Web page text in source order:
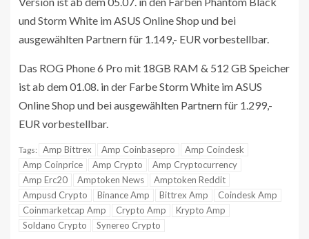
und Storm White im ASUS Online Shop und bei
ausgewählten Partnern für 1.149,- EUR vorbestellbar.
Das ROG Phone 6 Pro mit 18GB RAM & 512 GB Speicher
ist ab dem 01.08. in der Farbe Storm White im ASUS
Online Shop und bei ausgewählten Partnern für 1.299,-
EUR vorbestellbar.
Tags: Amp Bittrex Amp Coinbasepro
Amp Coindesk
Amp Coinprice
Amp Crypto
Amp Cryptocurrency
Amp Erc20
Amptoken News
Amptoken Reddit
Ampusd Crypto
Binance Amp Bittrex Amp
Coindesk Amp
Coinmarketcap Amp
Crypto Amp
Krypto Amp
Soldano Crypto
Synereo Crypto